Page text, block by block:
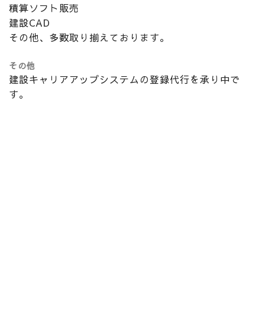
積算ソフト販売
建設CAD
その他、多数取り揃えております。
その他
建設キャリアアップシステムの登録代行を承り中で
す。